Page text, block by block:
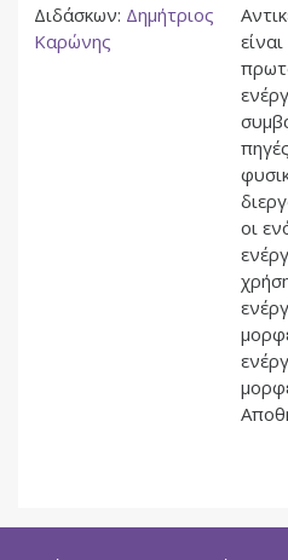
οι
Διδάσκων: Δημήτριος
Καρώνης